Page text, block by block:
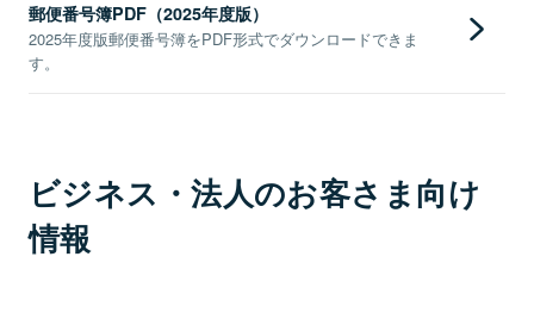
郵便番号簿PDF（2025年度版）
2025年度版郵便番号簿をPDF形式でダウンロードできま
す。
ビジネス・法人のお客さま向け
情報